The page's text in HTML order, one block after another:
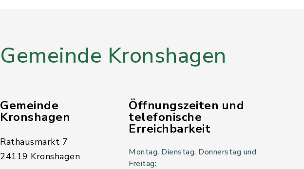
Gemeinde Kronshagen
Gemeinde
Kronshagen
Rathausmarkt 7
24119 Kronshagen
Öffnungszeiten und
telefonische
Erreichbarkeit
Montag, Dienstag, Donnerstag und
Freitag: